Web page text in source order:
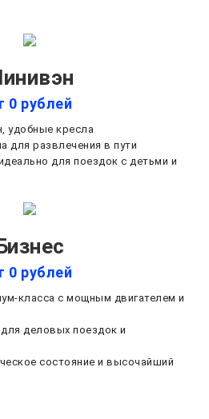
0 рублей
удобные кресла
для развлечения в пути
для поездок с детьми и
0 рублей
класса с мощным двигателем и
деловых поездок и
состояние и высочайший